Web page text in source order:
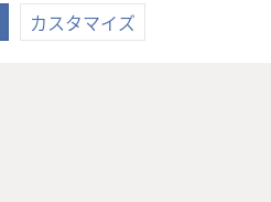
カスタマイズ